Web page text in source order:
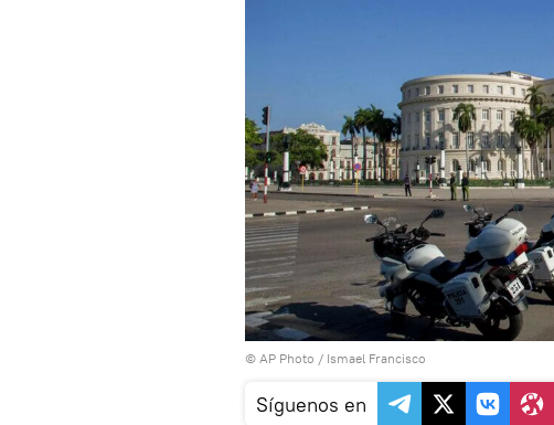
© AP Photo / Ismael Francisco
Síguenos en